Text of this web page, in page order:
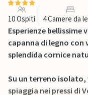
10 Ospiti 4 Camere da
Esperienze bellissime
capanna di legno con
splendida cornice
Su un terreno isolato,
spiaggia nei pressi di